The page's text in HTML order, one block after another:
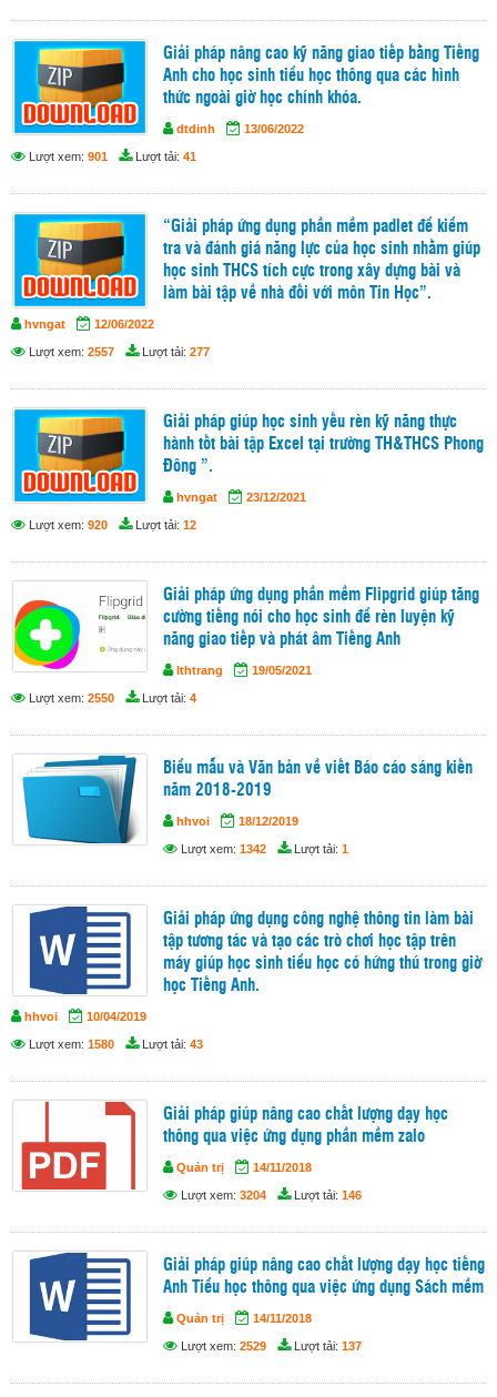
Giải pháp nâng cao kỹ năng giao tiếp bằng Tiếng
Anh cho học sinh tiểu học thông qua các hình
thức ngoài giờ học chính khóa.
dtdinh 13/06/2022
Lượt xem: 901 Lượt tải: 41
“Giải pháp ứng dụng phần mềm padlet để kiểm
tra và đánh giá năng lực của học sinh nhằm giúp
học sinh THCS tích cực trong xây dựng bài và
làm bài tập về nhà đối với môn Tin Học”.
hvngat 12/06/2022
Lượt xem: 2557 Lượt tải: 277
Giải pháp giúp học sinh yếu rèn kỹ năng thực
hành tốt bài tập Excel tại trường TH&THCS Phong
Đông ”.
hvngat 23/12/2021
Lượt xem: 920 Lượt tải: 12
Giải pháp ứng dụng phần mềm Flipgrid giúp tăng
cường tiếng nói cho học sinh để rèn luyện kỹ
năng giao tiếp và phát âm Tiếng Anh
lthtrang 19/05/2021
Lượt xem: 2550 Lượt tải: 4
Biểu mẫu và Văn bản về viết Báo cáo sáng kiến
năm 2018-2019
hhvoi 18/12/2019
Lượt xem: 1342 Lượt tải: 1
Giải pháp ứng dụng công nghệ thông tin làm bài
tập tương tác và tạo các trò chơi học tập trên
máy giúp học sinh tiểu học có hứng thú trong giờ
học Tiếng Anh.
hhvoi 10/04/2019
Lượt xem: 1580 Lượt tải: 43
Giải pháp giúp nâng cao chất lượng dạy học
thông qua việc ứng dụng phần mềm zalo
Quản trị 14/11/2018
Lượt xem: 3204 Lượt tải: 146
Giải pháp giúp nâng cao chất lượng dạy học tiếng
Anh Tiểu học thông qua việc ứng dụng Sách mềm
Quản trị 14/11/2018
Lượt xem: 2529 Lượt tải: 137